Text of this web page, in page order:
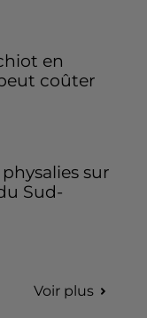
en
coûter
sur
Sud-
Voir plus